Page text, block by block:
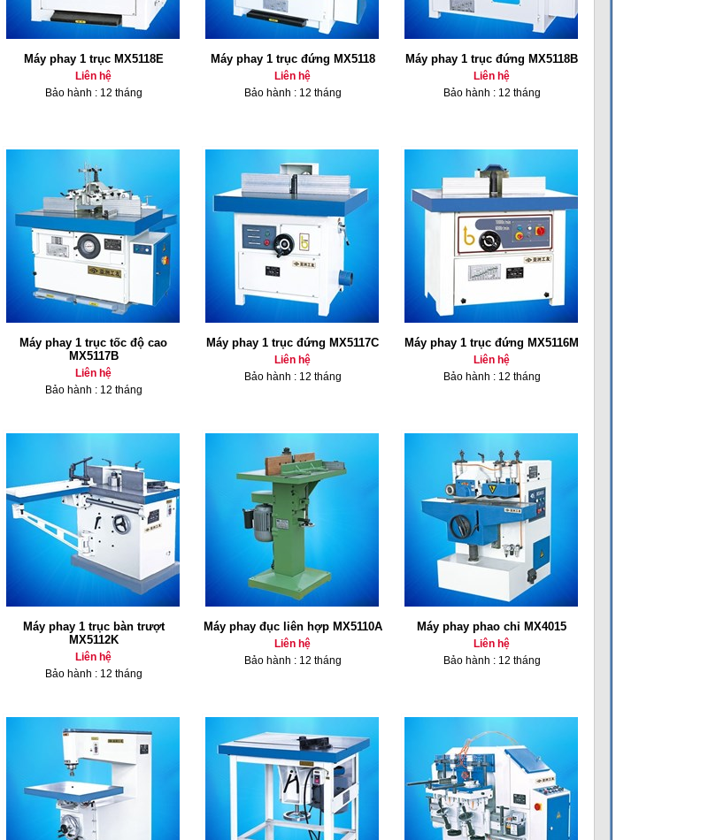
Máy phay 1 trục MX5118E
Liên hệ
Bảo hành : 12 tháng
Máy phay 1 trục đứng MX5118
Liên hệ
Bảo hành : 12 tháng
Máy phay 1 trục đứng MX5118B
Liên hệ
Bảo hành : 12 tháng
Máy phay 1 trục tốc độ cao
MX5117B
Liên hệ
Bảo hành : 12 tháng
Máy phay 1 trục đứng MX5117C
Liên hệ
Bảo hành : 12 tháng
Máy phay 1 trục đứng MX5116M
Liên hệ
Bảo hành : 12 tháng
Máy phay 1 trục bàn trượt
MX5112K
Liên hệ
Bảo hành : 12 tháng
Máy phay đục liên hợp MX5110A
Liên hệ
Bảo hành : 12 tháng
Máy phay phao chỉ MX4015
Liên hệ
Bảo hành : 12 tháng